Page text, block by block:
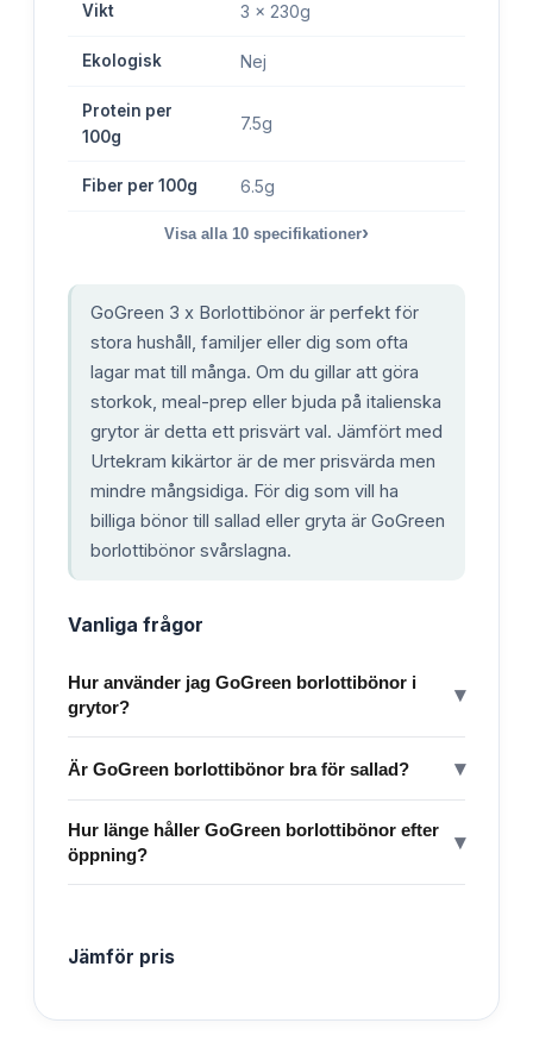
Vikt 3 x 230g
Ekologisk Nej
Protein per
100g
7.5g
Fiber per 100g 6.5g
Visa alla 10 specifikationer›
GoGreen 3 x Borlottibönor är perfekt för
stora hushåll, familjer eller dig som ofta
lagar mat till många. Om du gillar att göra
storkok, meal-prep eller bjuda på italienska
grytor är detta ett prisvärt val. Jämfört med
Urtekram kikärtor är de mer prisvärda men
mindre mångsidiga. För dig som vill ha
billiga bönor till sallad eller gryta är GoGreen
borlottibönor svårslagna.
Vanliga frågor
Hur använder jag GoGreen borlottibönor i
grytor?
▾
Är GoGreen borlottibönor bra för sallad? ▾
Hur länge håller GoGreen borlottibönor efter
öppning?
▾
Jämför pris